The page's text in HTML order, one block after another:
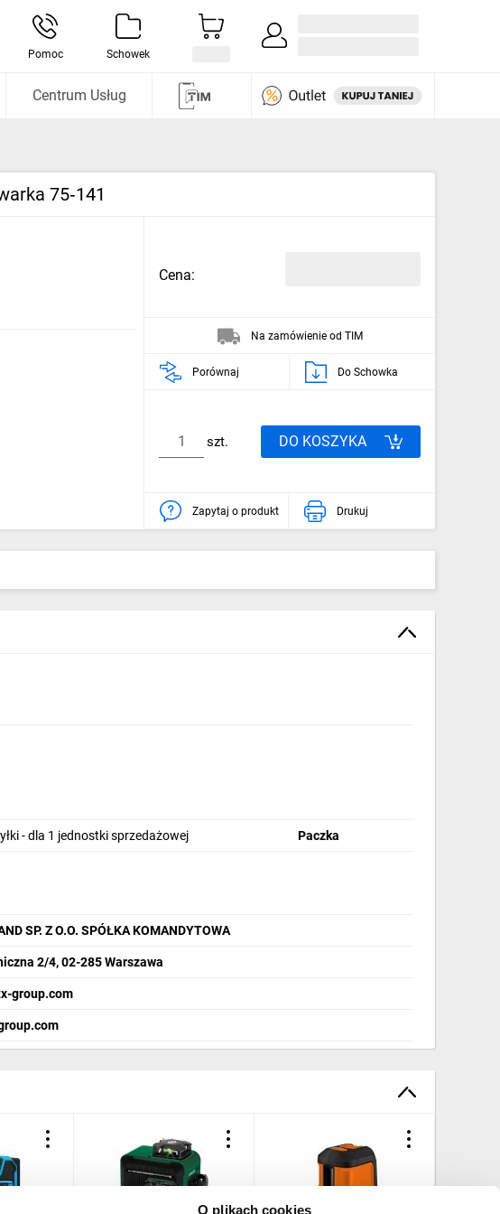
O plikach cookies
Pomoc Schowek
Centrum Usług
75‑141
Cena:
Na zamówienie od TIM
Porównaj Do Schowka
szt. DO KOSZYKA
Zapytaj o produkt Drukuj
- dla 1 jednostki sprzedażowej Paczka
SP. Z O.O. SPÓŁKA KOMANDYTOWA
2/4, 02-285 Warszawa
group.com